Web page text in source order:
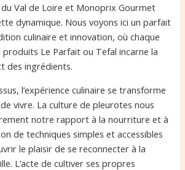
Val de Loire et Monoprix Gourmet
dynamique. Nous voyons ici un parfait
culinaire et innovation, où chaque
Le Parfait ou Tefal incarne la
des ingrédients.
l’expérience culinaire se transforme
vivre. La culture de pleurotes nous
notre rapport à la nourriture et à
de techniques simples et accessibles
le plaisir de se reconnecter à la
L’acte de cultiver ses propres